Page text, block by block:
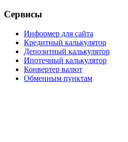
Сервисы
Информер для сайта
Кредитный калькулятор
Депозитный калькулятор
Ипотечный калькулятор
Конвертер валют
Обменным пунктам